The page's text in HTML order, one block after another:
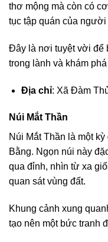
thơ mộng mà còn có
tục tập quán của người
Đây là nơi tuyệt vời để
trong lành và khám
Địa chỉ: Xã Đàm
Núi Mắt Thần
Núi Mắt Thần là một
Bằng. Ngọn núi này
qua đỉnh, nhìn từ xa
quan sát vùng đất.
Khung cảnh xung
tạo nên một bức tranh